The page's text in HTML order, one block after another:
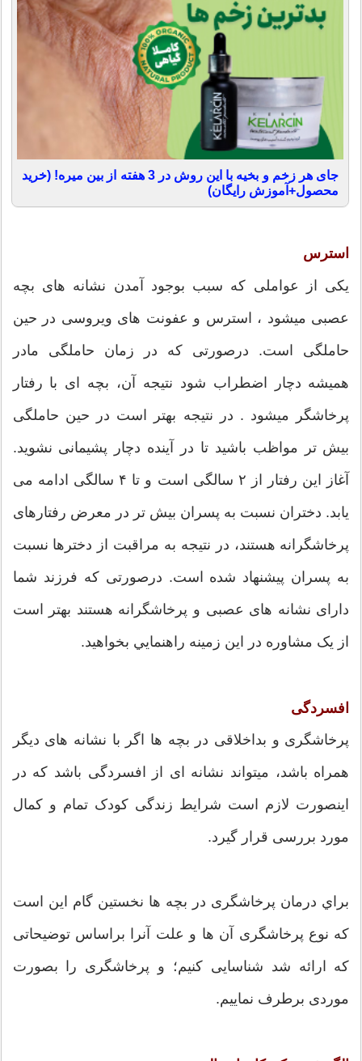
جای هر زخم و بخیه با این روش در 3 هفته از بین میره! (خرید
محصول+آموزش رایگان)
استرس
یکی از عواملی که سبب بوجود آمدن نشانه های بچه
عصبی ميشود ، استرس و عفونت های ویروسی در حین
حاملگی است. درصورتی که در زمان حاملگی مادر
همیشه دچار اضطراب شود نتيجه آن، بچه ای با رفتار
پرخاشگر ميشود . در نتيجه بهتر است در حین حاملگی
بیش تر مواظب باشید تا در آينده دچار پشیمانی نشوید.
آغاز این رفتار از ۲ سالگی است و تا ۴ سالگی ادامه می
یابد. دختران نسبت به پسران بیش تر در معرض رفتارهای
پرخاشگرانه هستند، در نتيجه به مراقبت از دخترها نسبت
به پسران پیشنهاد شده است. درصورتی که فرزند شما
دارای نشانه های عصبی و پرخاشگرانه هستند بهتر است
از یک مشاوره در این زمينه راهنمايي بخواهید.
افسردگی
پرخاشگری و بداخلاقی در بچه ها اگر با نشانه های ديگر
همراه باشد، میتواند نشانه ای از افسردگی باشد که در
اینصورت لازم است شرایط زندگی کودک تمام و کمال
مورد بررسی قرار گیرد.
براي درمان پرخاشگری در بچه ها نخستین گام این است
که نوع پرخاشگری آن ها و علت آنرا براساس توضیحاتی
که ارائه شد شناسایی کنیم؛ و پرخاشگری را بصورت
موردی برطرف نماییم.